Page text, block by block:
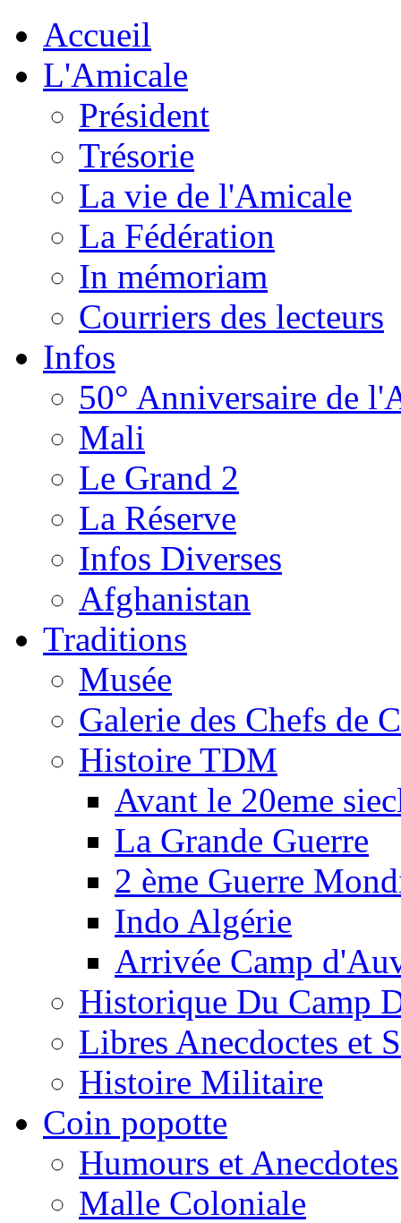
Accueil
L'Amicale
Président
Trésorie
La vie de l'Amicale
La Fédération
In mémoriam
Courriers des lecteurs
Infos
50° Anniversaire de
Mali
Le Grand 2
La Réserve
Infos Diverses
Afghanistan
Traditions
Musée
Galerie des Chefs de
Histoire TDM
Avant le 20eme
La Grande Guerre
2 ème Guerre
Indo Algérie
Arrivée Camp
Historique Du Camp
Libres Anecdoctes et
Histoire Militaire
Coin popotte
Humours et Anecdotes
Malle Coloniale